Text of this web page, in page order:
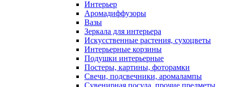
Интерьер
Аромадиффузоры
Вазы
Зеркала для интерьера
Искусственные растения, сухоцветы
Интерьерные корзины
Подушки интерьерные
Постеры, картины, фоторамки
Свечи, подсвечники, аромалампы
Сувенирная посуда, прочие предметы